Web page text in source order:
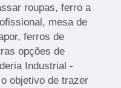
roupas, ferro a
mesa de
ferros de
opções de
Industrial -
objetivo de trazer